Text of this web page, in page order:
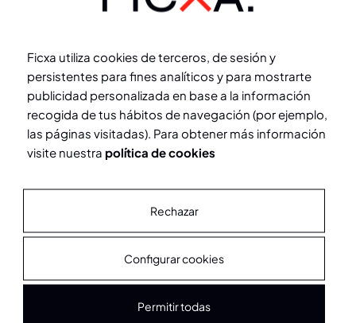
Trabajamos con marcas líderes que confían en
nuestra experiencia, transformando sus espacios
comerciales en puntos de venta únicos que
conectan con sus clientes y transmiten su
esencia.
Ficxa utiliza cookies de terceros, de sesión y
persistentes para fines analíticos y para mostrarte
publicidad personalizada en base a la información
recogida de tus hábitos de navegación (por ejemplo,
las páginas visitadas). Para obtener más información
visite nuestra política de cookies
Rechazar
Configurar cookies
Permitir todas